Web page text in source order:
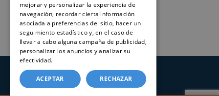
SERVICIOS
mejorar y personalizar la experiencia de
navegación, recordar cierta información
asociada a preferencias del sitio, hacer un
seguimiento estadístico y, en el caso de
llevar a cabo alguna campaña de publicidad,
personalizar los anuncios y analizar su
efectividad.
ACEPTAR RECHAZAR